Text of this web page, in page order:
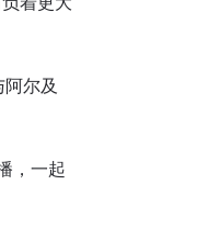
尔及
，一起